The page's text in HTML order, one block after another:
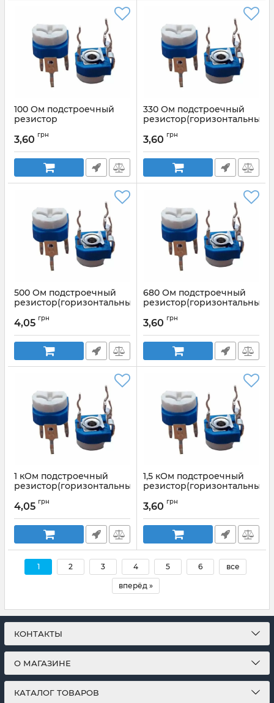
100 Ом подстроечный
резистор
регулировка сверху)
Артикул: WH06-2 100к
3,60 грн
330 Ом подстроечный
Артикул:
3,60 грн
500 Ом подстроечный
резистор(горизонтальный,регулировка
Артикул:
4,05 грн
680 Ом подстроечный
Артикул:
3,60 грн
1 кОм подстроечный
резистор(горизонтальный,регулировка
Артикул:
4,05 грн
1,5 кОм подстроечный
Артикул:
3,60 грн
1 2 3 4 5 6 все
вперёд »
КОНТАКТЫ
О МАГАЗИНЕ
КАТАЛОГ ТОВАРОВ